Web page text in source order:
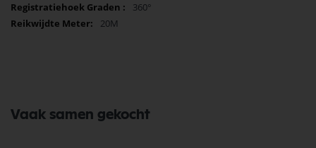
360°
20M
Vaak samen gekocht